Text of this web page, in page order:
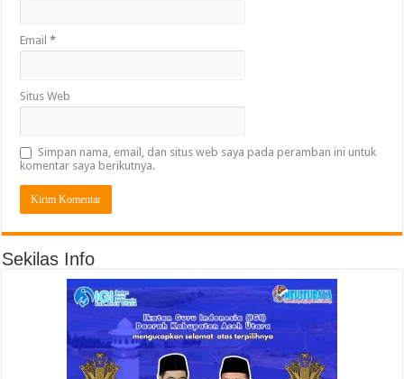
Email*
Situs Web
Simpan nama, email, dan situs web saya pada peramban ini untuk
komentar saya berikutnya.
Sekilas Info